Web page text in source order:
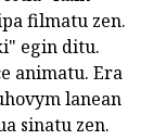
filmatu zen.
egin ditu.
animatu. Era
lanean
sinatu zen.